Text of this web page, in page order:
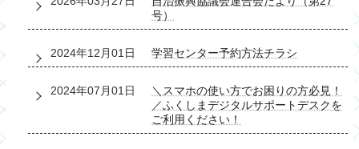
号）
2024年12月01日 学習センター予約方法チラシ
2024年07月01日
＼スマホの使い方でお困りの方必見！
／ふくしまデジタルサポートデスクを
ご利用ください！